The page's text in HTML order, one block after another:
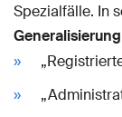
Spezialfälle. In
Generalisierung